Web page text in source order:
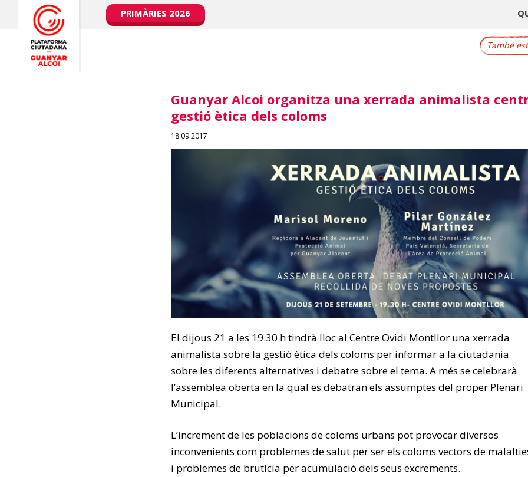
PRIMÀRIES 2026
També
Guanyar Alcoi organitza una xerrada animalista
gestió ètica dels coloms
18.09.2017
El dijous 21 a les 19.30 h tindrà lloc al Centre Ovidi Montllor una xerrada
animalista sobre la gestió ètica dels coloms per informar a la ciutadania
sobre les diferents alternatives i debatre sobre el tema. A més se celebrarà
l’assemblea oberta en la qual es debatran els assumptes del proper Plenari
Municipal.
L’increment de les poblacions de coloms urbans pot provocar diversos
inconvenients com problemes de salut per ser els coloms vectors de
i problemes de brutícia per acumulació dels seus excrements.